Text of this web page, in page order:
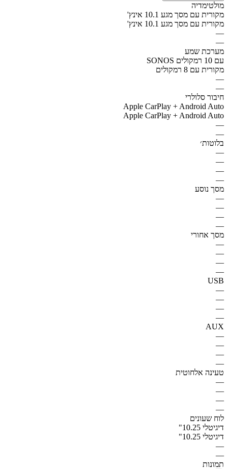
מולטימדיה
מקורית עם מסך מגע 10.1 אינץ'
מקורית עם מסך מגע 10.1 אינץ'
—
—
מערכת שמע
SONOS עם 10 רמקולים
מקורית עם 8 רמקולים
—
—
חיבור סלולרי
Apple CarPlay + Android Auto
Apple CarPlay + Android Auto
—
—
בלוטות׳
—
—
—
—
מסך נוסע
—
—
—
—
מסך אחורי
—
—
—
—
USB
—
—
—
—
AUX
—
—
—
—
טעינה אלחוטית
—
—
—
—
לוח שעונים
דיגיטלי 10.25"
דיגיטלי 10.25"
—
—
תמונות